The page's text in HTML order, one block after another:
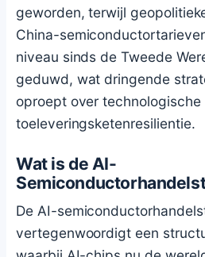
geworden, terwijl
China-
niveau sinds de Tweede
geduwd, wat dringende
oproept over
toeleveringsketenresilientie.
Wat is de AI-
De AI-
vertegenwoordigt een